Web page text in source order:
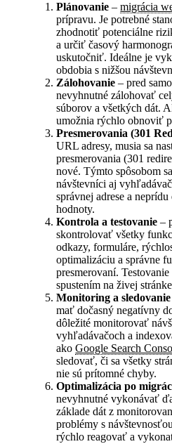
Plánovanie –migrácia
prípravu. Je potrebné
zhodnotiť potenciálne
a určiť časový
uskutočniť. Ideálne je
obdobia s nižšou
Zálohovanie – pred
nevyhnutné zálohovať
súborov a všetkých dát.
umožnia rýchlo obnoviť
Presmerovania (301
URL adresy, musia sa
presmerovania (301
nové. Týmto spôsobom
návštevníci aj
správnej adrese a
hodnoty.
Kontrola a testovanie –
skontrolovať všetky
odkazy, formuláre,
optimalizáciu a správne
presmerovaní.
spustením na živej
Monitoring a
mať dočasný negatívny
dôležité monitorovať
vyhľadávačoch a
akoGoogle Search
sledovať, či sa všetky
nie sú prítomné chyby.
Optimalizácia po
nevyhnutné vykonávať
základe dát z
problémy s
rýchlo reagovať a